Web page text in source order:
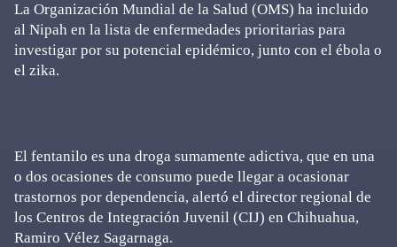
La Organización Mundial de la Salud (OMS) ha incluido
al Nipah en la lista de enfermedades prioritarias para
investigar por su potencial epidémico, junto con el ébola o
el zika.
El fentanilo es una droga sumamente adictiva, que en una
o dos ocasiones de consumo puede llegar a ocasionar
trastornos por dependencia, alertó el director regional de
los Centros de Integración Juvenil (CIJ) en Chihuahua,
Ramiro Vélez Sagarnaga.